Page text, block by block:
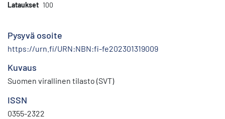
Lataukset 100
Pysyvä osoite
https://urn.fi/URN:NBN:fi-fe202301319009
Kuvaus
Suomen virallinen tilasto (SVT)
ISSN
0355-2322